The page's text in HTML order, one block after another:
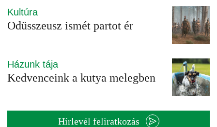
Kultúra
Odüsszeusz ismét partot ér
Házunk tája
Kedvenceink a kutya melegben
Hírlevél feliratkozás